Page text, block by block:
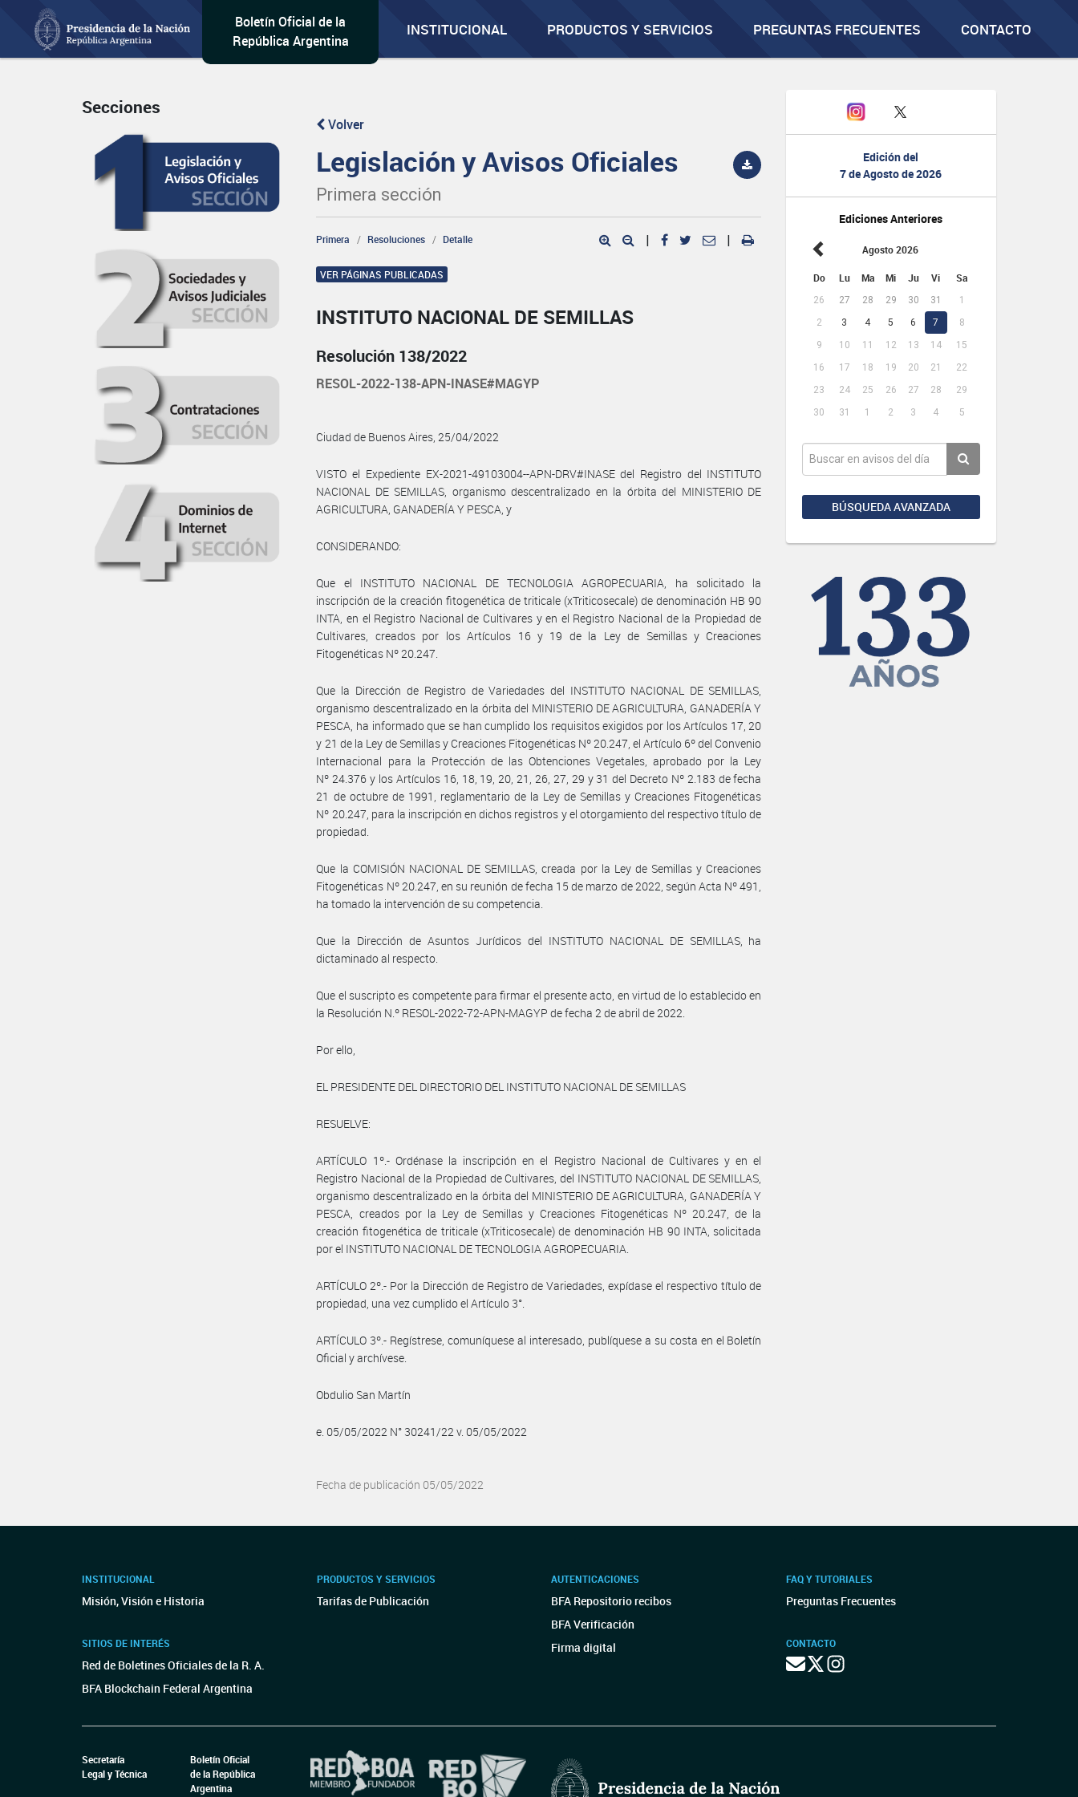
Boletín Oficial de la
República Argentina
INSTITUCIONAL PRODUCTOS Y SERVICIOS PREGUNTAS FRECUENTES CONTACTO
Edición del
7 de Agosto de 2026
Ediciones Anteriores
Agosto 2026
Do Lu Ma Mi Ju Vi Sa
26 27 28 29 30 31
1
2
3 4 5 6 7
8
9
10 11 12 13 14
15
16
17 18 19 20 21
22
23
24 25 26 27 28
29
30
31 1 2 3 4 5
BÚSQUEDA AVANZADA
Secciones
Volver
Legislación y Avisos Oficiales
Primera sección
Primera Resoluciones Detalle | |
VER PÁGINAS PUBLICADAS
INSTITUTO NACIONAL DE SEMILLAS
Resolución 138/2022
RESOL-2022-138-APN-INASE#MAGYP
Ciudad de Buenos Aires, 25/04/2022
VISTO el Expediente EX-2021-49103004--APN-DRV#INASE del Registro del INSTITUTO
NACIONAL DE SEMILLAS, organismo descentralizado en la órbita del MINISTERIO DE
AGRICULTURA, GANADERÍA Y PESCA, y
CONSIDERANDO:
Que el INSTITUTO NACIONAL DE TECNOLOGIA AGROPECUARIA, ha solicitado la
inscripción de la creación fitogenética de triticale (xTriticosecale) de denominación HB 90
INTA, en el Registro Nacional de Cultivares y en el Registro Nacional de la Propiedad de
Cultivares, creados por los Artículos 16 y 19 de la Ley de Semillas y Creaciones
Fitogenéticas Nº 20.247.
Que la Dirección de Registro de Variedades del INSTITUTO NACIONAL DE SEMILLAS,
organismo descentralizado en la órbita del MINISTERIO DE AGRICULTURA, GANADERÍA Y
PESCA, ha informado que se han cumplido los requisitos exigidos por los Artículos 17, 20
y 21 de la Ley de Semillas y Creaciones Fitogenéticas Nº 20.247, el Artículo 6º del Convenio
Internacional para la Protección de las Obtenciones Vegetales, aprobado por la Ley
Nº 24.376 y los Artículos 16, 18, 19, 20, 21, 26, 27, 29 y 31 del Decreto Nº 2.183 de fecha
21 de octubre de 1991, reglamentario de la Ley de Semillas y Creaciones Fitogenéticas
Nº 20.247, para la inscripción en dichos registros y el otorgamiento del respectivo título de
propiedad.
Que la COMISIÓN NACIONAL DE SEMILLAS, creada por la Ley de Semillas y Creaciones
Fitogenéticas Nº 20.247, en su reunión de fecha 15 de marzo de 2022, según Acta Nº 491,
ha tomado la intervención de su competencia.
Que la Dirección de Asuntos Jurídicos del INSTITUTO NACIONAL DE SEMILLAS, ha
dictaminado al respecto.
Que el suscripto es competente para firmar el presente acto, en virtud de lo establecido en
la Resolución N.º RESOL-2022-72-APN-MAGYP de fecha 2 de abril de 2022.
Por ello,
EL PRESIDENTE DEL DIRECTORIO DEL INSTITUTO NACIONAL DE SEMILLAS
RESUELVE:
ARTÍCULO 1º.- Ordénase la inscripción en el Registro Nacional de Cultivares y en el
Registro Nacional de la Propiedad de Cultivares, del INSTITUTO NACIONAL DE SEMILLAS,
organismo descentralizado en la órbita del MINISTERIO DE AGRICULTURA, GANADERÍA Y
PESCA, creados por la Ley de Semillas y Creaciones Fitogenéticas Nº 20.247, de la
creación fitogenética de triticale (xTriticosecale) de denominación HB 90 INTA, solicitada
por el INSTITUTO NACIONAL DE TECNOLOGIA AGROPECUARIA.
ARTÍCULO 2º.- Por la Dirección de Registro de Variedades, expídase el respectivo título de
propiedad, una vez cumplido el Artículo 3°.
ARTÍCULO 3º.- Regístrese, comuníquese al interesado, publíquese a su costa en el Boletín
Oficial y archívese.
Obdulio San Martín
e. 05/05/2022 N° 30241/22 v. 05/05/2022
Fecha de publicación 05/05/2022
INSTITUCIONAL
Misión, Visión e Historia
SITIOS DE INTERÉS
Red de Boletines Oficiales de la R. A.
BFA Blockchain Federal Argentina
PRODUCTOS Y SERVICIOS
Tarifas de Publicación
AUTENTICACIONES
BFA Repositorio recibos
BFA Verificación
Firma digital
FAQ Y TUTORIALES
Preguntas Frecuentes
CONTACTO
Secretaría
Legal y Técnica
Boletín Oficial
de la República
Argentina